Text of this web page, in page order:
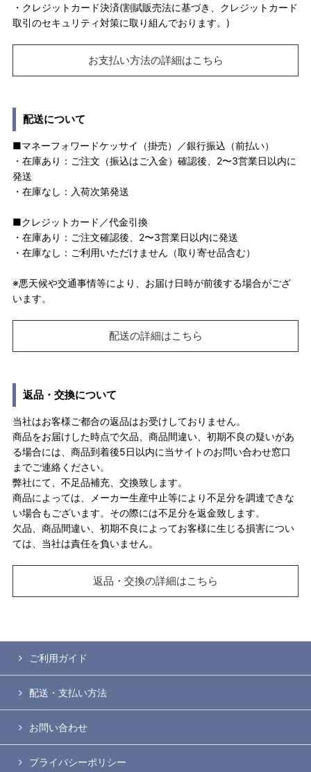
・クレジットカード決済(割賦販売法に基づき、クレジットカード
取引のセキュリティ対策に取り組んでおります。)
お支払い方法の詳細はこちら
配送について
■マネーフォワードケッサイ（掛売）／銀行振込（前払い）
・在庫あり：ご注文（振込はご入金）確認後、2〜3営業日以内に
発送
・在庫なし：入荷次第発送
■クレジットカード／代金引換
・在庫あり：ご注文確認後、2〜3営業日以内に発送
・在庫なし：ご利用いただけません（取り寄せ品含む）
※悪天候や交通事情等により、お届け日時が前後する場合がござ
います。
配送の詳細はこちら
返品・交換について
当社はお客様ご都合の返品はお受けしておりません。
商品をお届けした時点で欠品、商品間違い、初期不良の疑いがあ
る場合には、商品到着後5日以内に当サイトのお問い合わせ窓口
までご連絡ください。
弊社にて、不足品補充、交換致します。
商品によっては、メーカー生産中止等により不足分を調達できな
い場合もございます。その際には不足分を返金致します。
欠品、商品間違い、初期不良によってお客様に生じる損害につい
ては、当社は責任を負いません。
返品・交換の詳細はこちら
ご利用ガイド
配送・支払い方法
お問い合わせ
プライバシーポリシー